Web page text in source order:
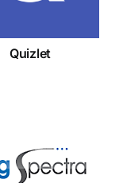
Quizlet